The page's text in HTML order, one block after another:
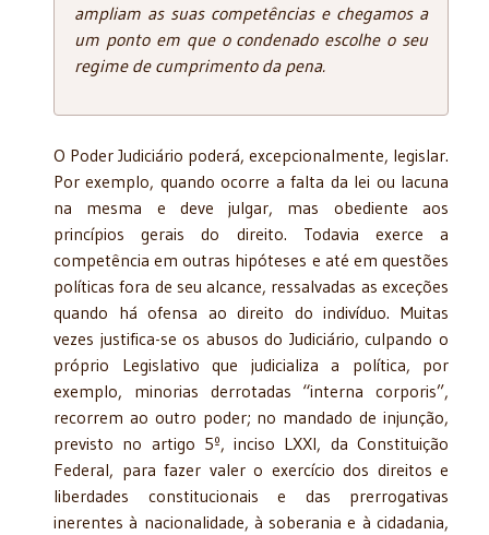
ampliam as suas competências e chegamos a
um ponto em que o condenado escolhe o seu
regime de cumprimento da pena.
O Poder Judiciário poderá, excepcionalmente, legislar.
Por exemplo, quando ocorre a falta da lei ou lacuna
na mesma e deve julgar, mas obediente aos
princípios gerais do direito. Todavia exerce a
competência em outras hipóteses e até em questões
políticas fora de seu alcance, ressalvadas as exceções
quando há ofensa ao direito do indivíduo. Muitas
vezes justifica-se os abusos do Judiciário, culpando o
próprio Legislativo que judicializa a política, por
exemplo, minorias derrotadas “interna corporis”,
recorrem ao outro poder; no mandado de injunção,
previsto no artigo 5º, inciso LXXI, da Constituição
Federal, para fazer valer o exercício dos direitos e
liberdades constitucionais e das prerrogativas
inerentes à nacionalidade, à soberania e à cidadania,